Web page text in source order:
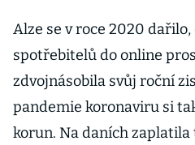
Alze se v roce 2020
spotřebitelů do online
zdvojnásobila svůj roční
pandemie koronaviru si
korun. Na daních